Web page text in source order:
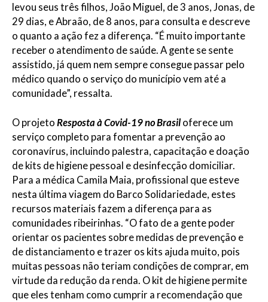
levou seus três filhos, João Miguel, de 3 anos, Jonas, de
29 dias, e Abraão, de 8 anos, para consulta e descreve
o quanto a ação fez a diferença. “É muito importante
receber o atendimento de saúde. A gente se sente
assistido, já quem nem sempre consegue passar pelo
médico quando o serviço do município vem até a
comunidade”, ressalta.
O projeto Resposta à Covid-19 no Brasil oferece um
serviço completo para fomentar a prevenção ao
coronavírus, incluindo palestra, capacitação e doação
de kits de higiene pessoal e desinfecção domiciliar.
Para a médica Camila Maia, profissional que esteve
nesta última viagem do Barco Solidariedade, estes
recursos materiais fazem a diferença para as
comunidades ribeirinhas. “O fato de a gente poder
orientar os pacientes sobre medidas de prevenção e
de distanciamento e trazer os kits ajuda muito, pois
muitas pessoas não teriam condições de comprar, em
virtude da redução da renda. O kit de higiene permite
que eles tenham como cumprir a recomendação que